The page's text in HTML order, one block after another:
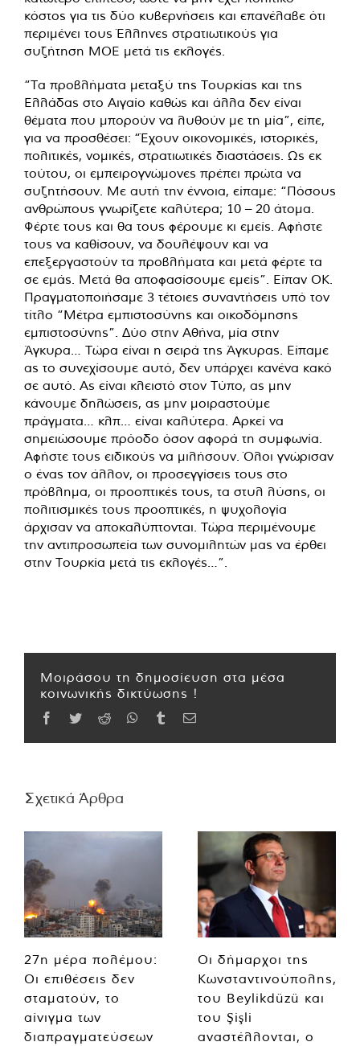
κόστος για τις δύο κυβερνήσεις και επανέλαβε ότι
περιμένει τους Έλληνες στρατιωτικούς για
συζήτηση ΜΟΕ μετά τις εκλογές.
“Τα προβλήματα μεταξύ της Τουρκίας και της
Ελλάδας στο Αιγαίο καθώς και άλλα δεν είναι
θέματα που μπορούν να λυθούν με τη μία”, είπε,
για να προσθέσει: “Έχουν οικονομικές, ιστορικές,
πολιτικές, νομικές, στρατιωτικές διαστάσεις. Ως εκ
τούτου, οι εμπειρογνώμονες πρέπει πρώτα να
συζητήσουν. Με αυτή την έννοια, είπαμε: “Πόσους
ανθρώπους γνωρίζετε καλύτερα; 10 – 20 άτομα.
Φέρτε τους και θα τους φέρουμε κι εμείς. Αφήστε
τους να καθίσουν, να δουλέψουν και να
επεξεργαστούν τα προβλήματα και μετά φέρτε τα
σε εμάς. Μετά θα αποφασίσουμε εμείς”. Είπαν ΟΚ.
Πραγματοποιήσαμε 3 τέτοιες συναντήσεις υπό τον
τίτλο “Μέτρα εμπιστοσύνης και οικοδόμησης
εμπιστοσύνης”. Δύο στην Αθήνα, μία στην
Άγκυρα… Τώρα είναι η σειρά της Άγκυρας. Είπαμε
ας το συνεχίσουμε αυτό, δεν υπάρχει κανένα κακό
σε αυτό. Ας είναι κλειστό στον Τύπο, ας μην
κάνουμε δηλώσεις, ας μην μοιραστούμε
πράγματα… κλπ… είναι καλύτερα. Αρκεί να
σημειώσουμε πρόοδο όσον αφορά τη συμφωνία.
Αφήστε τους ειδικούς να μιλήσουν. Όλοι γνώρισαν
ο ένας τον άλλον, οι προσεγγίσεις τους στο
πρόβλημα, οι προοπτικές τους, τα στυλ λύσης, οι
πολιτισμικές τους προοπτικές, η ψυχολογία
άρχισαν να αποκαλύπτονται. Τώρα περιμένουμε
την αντιπροσωπεία των συνομιλητών μας να έρθει
στην Τουρκία μετά τις εκλογές…”.
Μοιράσου τη δημοσίευση στα μέσα
κοινωνικής δικτύωσης !
Facebook
TwitterReddit WhatsApp
TumblrEmail
Σχετικά Άρθρα
27η μέρα πολέμου:
Οι επιθέσεις δεν
σταματούν, το
αίνιγμα των
διαπραγματεύσεων
Οι δήμαρχοι της
Κωνσταντινούπολης,
του Beylikdüzü και
του Şişli
αναστέλλονται, ο